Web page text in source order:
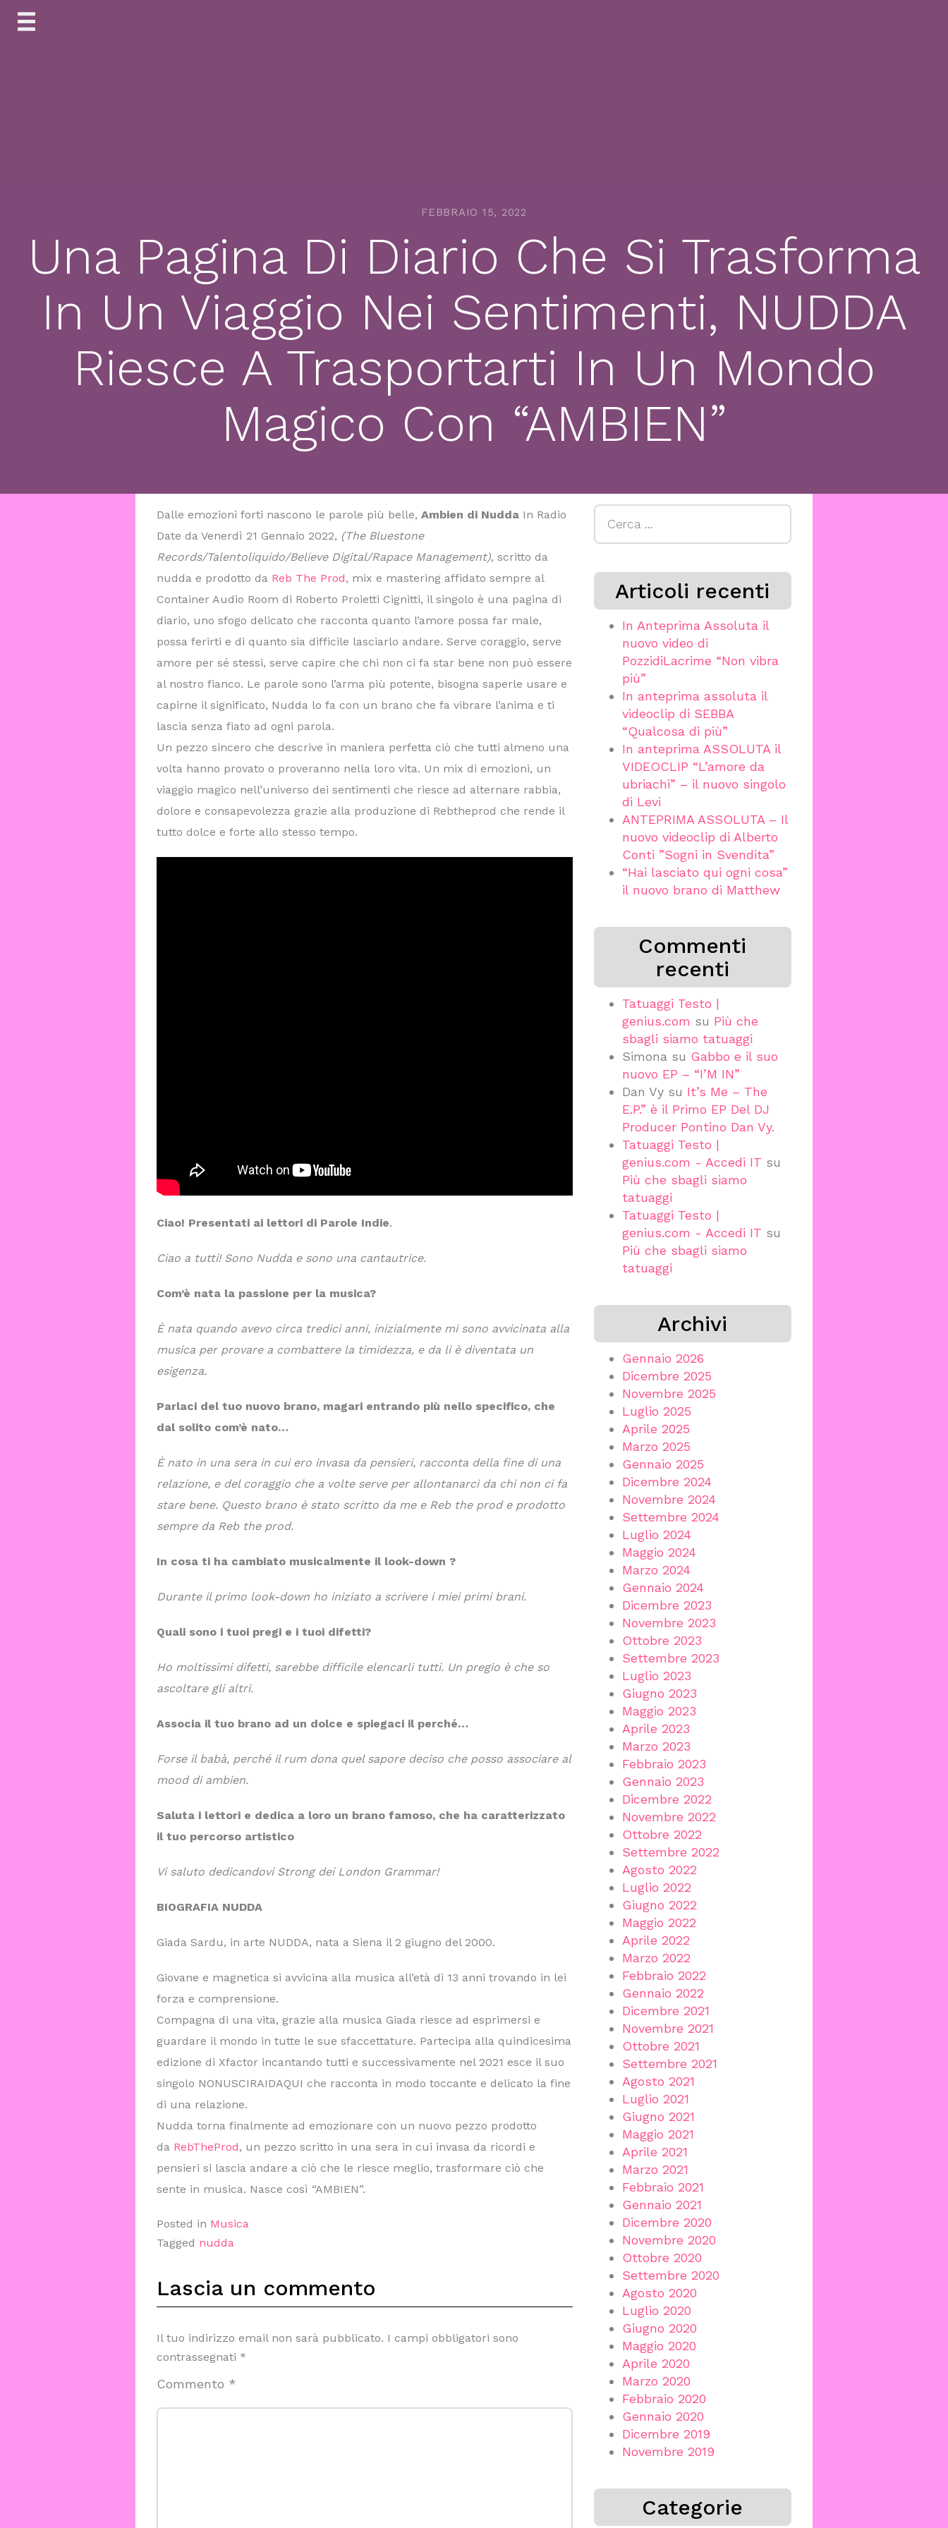
Skip
FEBBRAIO 15, 2022
Una Pagina Di Diario Che Si Trasforma
In Un Viaggio Nei Sentimenti, NUDDA
Riesce A Trasportarti In Un Mondo
Magico Con “AMBIEN”
Dalle emozioni forti nascono le parole più belle, Ambien di Nudda In Radio
Date da Venerdì 21 Gennaio 2022, (The Bluestone
Records/Talentoliquido/Believe Digital/Rapace Management), scritto da
nudda e prodotto da Reb The Prod, mix e mastering affidato sempre al
Container Audio Room di Roberto Proietti Cignitti, il singolo è una pagina di
diario, uno sfogo delicato che racconta quanto l’amore possa far male,
possa ferirti e di quanto sia difficile lasciarlo andare. Serve coraggio, serve
amore per sé stessi, serve capire che chi non ci fa star bene non può essere
al nostro fianco. Le parole sono l’arma più potente, bisogna saperle usare e
capirne il significato, Nudda lo fa con un brano che fa vibrare l’anima e ti
lascia senza fiato ad ogni parola.
Un pezzo sincero che descrive in maniera perfetta ciò che tutti almeno una
volta hanno provato o proveranno nella loro vita. Un mix di emozioni, un
viaggio magico nell’universo dei sentimenti che riesce ad alternare rabbia,
dolore e consapevolezza grazie alla produzione di Rebtheprod che rende il
tutto dolce e forte allo stesso tempo.
Ciao! Presentati ai lettori di Parole Indie.
Ciao a tutti! Sono Nudda e sono una cantautrice.
Com’è nata la passione per la musica?
È nata quando avevo circa tredici anni, inizialmente mi sono avvicinata alla
musica per provare a combattere la timidezza, e da li è diventata un
esigenza.
Parlaci del tuo nuovo brano, magari entrando più nello specifico, che
dal solito com’è nato…
È nato in una sera in cui ero invasa da pensieri, racconta della fine di una
relazione, e del coraggio che a volte serve per allontanarci da chi non ci fa
stare bene. Questo brano è stato scritto da me e Reb the prod e prodotto
sempre da Reb the prod.
In cosa ti ha cambiato musicalmente il look-down ?
Durante il primo look-down ho iniziato a scrivere i miei primi brani.
Quali sono i tuoi pregi e i tuoi difetti?
Ho moltissimi difetti, sarebbe difficile elencarli tutti. Un pregio è che so
ascoltare gli altri.
Associa il tuo brano ad un dolce e spiegaci il perché…
Forse il babà, perché il rum dona quel sapore deciso che posso associare al
mood di ambien.
Saluta i lettori e dedica a loro un brano famoso, che ha caratterizzato
il tuo percorso artistico
Vi saluto dedicandovi Strong dei London Grammar!
BIOGRAFIA NUDDA
Giada Sardu, in arte NUDDA, nata a Siena il 2 giugno del 2000.
Giovane e magnetica si avvicina alla musica all’età di 13 anni trovando in lei
forza e comprensione.
Compagna di una vita, grazie alla musica Giada riesce ad esprimersi e
guardare il mondo in tutte le sue sfaccettature. Partecipa alla quindicesima
edizione di Xfactor incantando tutti e successivamente nel 2021 esce il suo
singolo NONUSCIRAIDAQUI che racconta in modo toccante e delicato la fine
di una relazione.
Nudda torna finalmente ad emozionare con un nuovo pezzo prodotto
da RebTheProd, un pezzo scritto in una sera in cui invasa da ricordi e
pensieri si lascia andare a ciò che le riesce meglio, trasformare ciò che
sente in musica. Nasce così “AMBIEN”.
Posted in Musica
Tagged nudda
Lascia un commento
Il tuo indirizzo email non sarà pubblicato. I campi obbligatori sono
contrassegnati *
Commento *
Articoli recenti
In Anteprima Assoluta il
nuovo video di
PozzidiLacrime “Non vibra
più”
In anteprima assoluta il
videoclip di SEBBA
“Qualcosa di più”
In anteprima ASSOLUTA il
VIDEOCLIP “L’amore da
ubriachi” – il nuovo singolo
di Levi
ANTEPRIMA ASSOLUTA – Il
nuovo videoclip di Alberto
Conti ”Sogni in Svendita”
“Hai lasciato qui ogni cosa”
il nuovo brano di Matthew
Commenti
recenti
Tatuaggi Testo |
genius.com su Più che
sbagli siamo tatuaggi
Simona su Gabbo e il suo
nuovo EP – “I’M IN”
Dan Vy su It’s Me – The
E.P.” è il Primo EP Del DJ
Producer Pontino Dan Vy.
Tatuaggi Testo |
genius.com - Accedi IT su
Più che sbagli siamo
tatuaggi
Tatuaggi Testo |
genius.com - Accedi IT su
Più che sbagli siamo
tatuaggi
Archivi
Gennaio 2026
Dicembre 2025
Novembre 2025
Luglio 2025
Aprile 2025
Marzo 2025
Gennaio 2025
Dicembre 2024
Novembre 2024
Settembre 2024
Luglio 2024
Maggio 2024
Marzo 2024
Gennaio 2024
Dicembre 2023
Novembre 2023
Ottobre 2023
Settembre 2023
Luglio 2023
Giugno 2023
Maggio 2023
Aprile 2023
Marzo 2023
Febbraio 2023
Gennaio 2023
Dicembre 2022
Novembre 2022
Ottobre 2022
Settembre 2022
Agosto 2022
Luglio 2022
Giugno 2022
Maggio 2022
Aprile 2022
Marzo 2022
Febbraio 2022
Gennaio 2022
Dicembre 2021
Novembre 2021
Ottobre 2021
Settembre 2021
Agosto 2021
Luglio 2021
Giugno 2021
Maggio 2021
Aprile 2021
Marzo 2021
Febbraio 2021
Gennaio 2021
Dicembre 2020
Novembre 2020
Ottobre 2020
Settembre 2020
Agosto 2020
Luglio 2020
Giugno 2020
Maggio 2020
Aprile 2020
Marzo 2020
Febbraio 2020
Gennaio 2020
Dicembre 2019
Novembre 2019
Categorie